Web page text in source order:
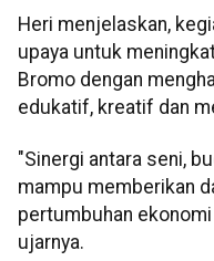
Heri menjelaskan,
upaya untuk
Bromo dengan
edukatif, kreatif dan
"Sinergi antara seni,
mampu memberikan
pertumbuhan
ujarnya.